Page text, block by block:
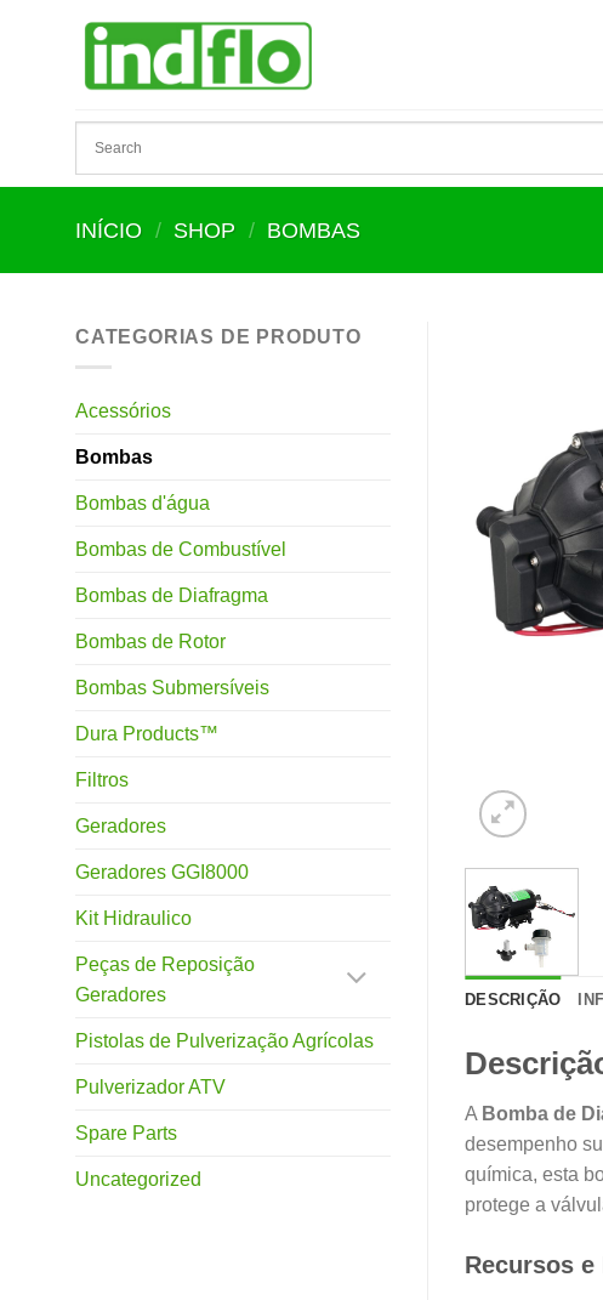
INÍCIO / SHOP / BOMBAS
CATEGORIAS DE PRODUTO
Acessórios
Bombas
Bombas d'água
Bombas de Combustível
Bombas de Diafragma
Bombas de Rotor
Bombas Submersíveis
Dura Products™
Filtros
Geradores
Geradores GGI8000
Kit Hidraulico
Peças de Reposição
Geradores
Pistolas de Pulverização Agrícolas
Pulverizador ATV
Spare Parts
Uncategorized
DESCRIÇÃO
A Bomba de
desempenho
química, esta
protege a
Recursos